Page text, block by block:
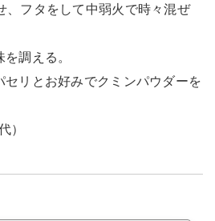
、フタをして中弱火で時々混ぜ
調える。
セリとお好みでクミンパウダーを
）